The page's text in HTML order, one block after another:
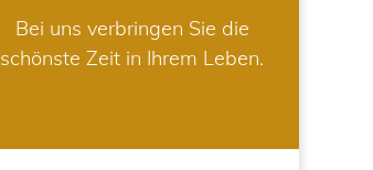
Bei uns verbringen Sie die
schönste Zeit in Ihrem Leben.